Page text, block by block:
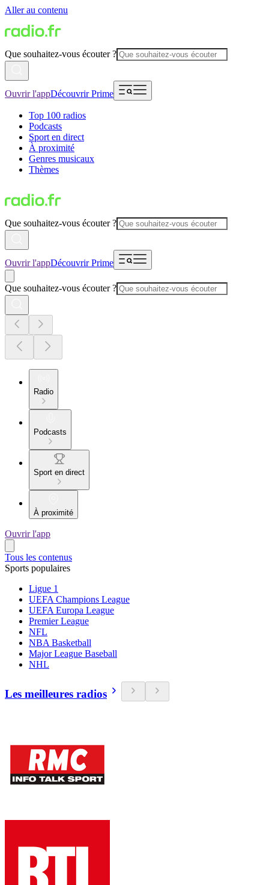
Aller au contenu
Que souhaitez-vous écouter ?
Ouvrir l'appDécouvrir Prime
Top 100 radios
Podcasts
Sport en direct
À proximité
Genres musicaux
Thèmes
Que souhaitez-vous écouter ?
Ouvrir l'appDécouvrir Prime
Que souhaitez-vous écouter ?
Radio
Podcasts
Sport en direct
À proximité
Ouvrir l'app
Tous les contenus
Sports populaires
Ligue 1
UEFA Champions League
UEFA Europa League
Premier League
NFL
NBA Basketball
Major League Baseball
NHL
Les meilleures radios